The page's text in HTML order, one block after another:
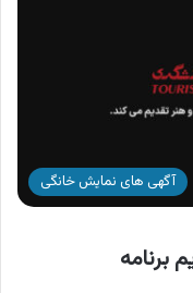
آگهی های نمایش خانگی
برنامه